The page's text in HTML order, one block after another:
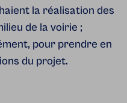
la réalisation des
de la voirie ;
pour prendre en
du projet.